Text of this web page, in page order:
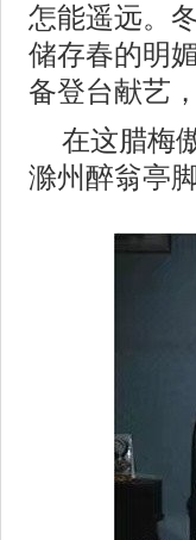
怎能遥远。
储存春的明
备登台献艺
在这腊梅
滁州醉翁亭